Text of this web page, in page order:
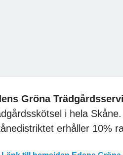
Gröna
i hela
erhåller 10%